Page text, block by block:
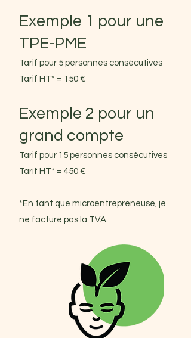
Exemple 1 pour une
TPE-PME
Tarif pour 5 personnes consécutives
Tarif HT* = 150 €
Exemple 2 pour un
grand compte
Tarif pour 15 personnes consécutives
Tarif HT* = 450 €
*En tant que microentrepreneuse, je
ne facture pas la TVA.